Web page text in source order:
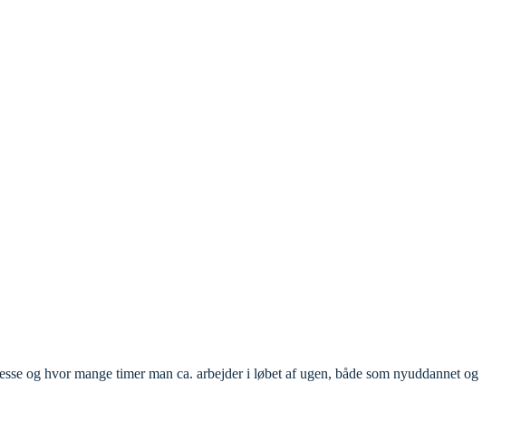
og hvor mange timer man ca. arbejder i løbet af ugen, både som nyuddannet og